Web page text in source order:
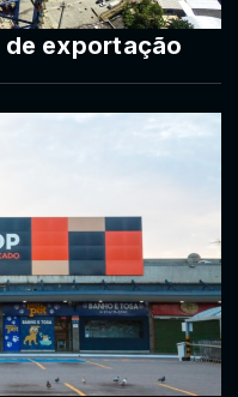
exportação